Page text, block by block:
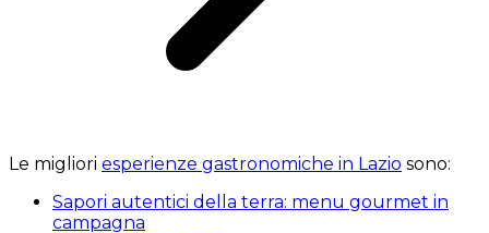
Le migliori esperienze gastronomiche in Lazio sono:
Sapori autentici della terra: menu gourmet in
campagna